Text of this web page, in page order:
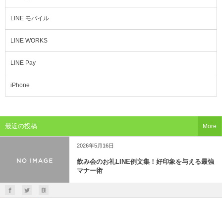
LINE モバイル
LINE WORKS
LINE Pay
iPhone
最近の投稿
2026年5月16日
飲み会のお礼LINE例文集！好印象を与える最強
マナー術
More